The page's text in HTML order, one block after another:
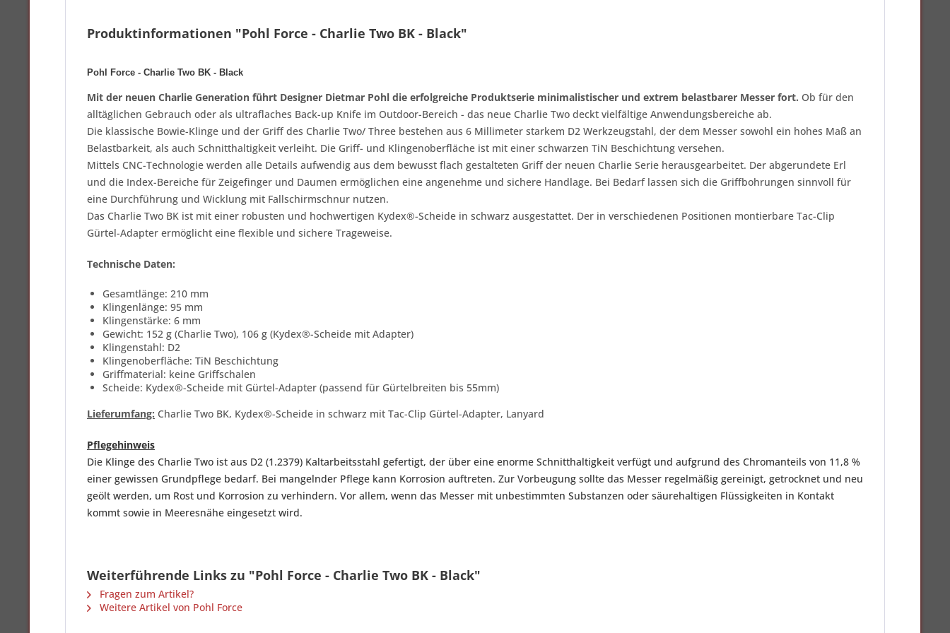
Produktinformationen "Pohl Force - Charlie Two BK - Black"
Pohl Force - Charlie Two BK - Black
Mit der neuen Charlie Generation führt Designer Dietmar Pohl die erfolgreiche Produktserie minimalistischer und extrem belastbarer Messer fort. Ob für den
alltäglichen Gebrauch oder als ultraflaches Back-up Knife im Outdoor-Bereich - das neue Charlie Two deckt vielfältige Anwendungsbereiche ab.
Die klassische Bowie-Klinge und der Griff des Charlie Two/ Three bestehen aus 6 Millimeter starkem D2 Werkzeugstahl, der dem Messer sowohl ein hohes Maß an
Belastbarkeit, als auch Schnitthaltigkeit verleiht. Die Griff- und Klingenoberfläche ist mit einer schwarzen TiN Beschichtung versehen.
Mittels CNC-Technologie werden alle Details aufwendig aus dem bewusst flach gestalteten Griff der neuen Charlie Serie herausgearbeitet. Der abgerundete Erl
und die Index-Bereiche für Zeigefinger und Daumen ermöglichen eine angenehme und sichere Handlage. Bei Bedarf lassen sich die Griffbohrungen sinnvoll für
eine Durchführung und Wicklung mit Fallschirmschnur nutzen.
Das Charlie Two BK ist mit einer robusten und hochwertigen Kydex®-Scheide in schwarz ausgestattet. Der in verschiedenen Positionen montierbare Tac-Clip
Gürtel-Adapter ermöglicht eine flexible und sichere Trageweise.
Technische Daten:
Gesamtlänge: 210 mm
Klingenlänge: 95 mm
Klingenstärke: 6 mm
Gewicht: 152 g (Charlie Two), 106 g (Kydex®-Scheide mit Adapter)
Klingenstahl: D2
Klingenoberfläche: TiN Beschichtung
Griffmaterial: keine Griffschalen
Scheide: Kydex®-Scheide mit Gürtel-Adapter (passend für Gürtelbreiten bis 55mm)
Lieferumfang: Charlie Two BK, Kydex®-Scheide in schwarz mit Tac-Clip Gürtel-Adapter, Lanyard
Pflegehinweis
Die Klinge des Charlie Two ist aus D2 (1.2379) Kaltarbeitsstahl gefertigt, der über eine enorme Schnitthaltigkeit verfügt und aufgrund des Chromanteils von 11,8 %
einer gewissen Grundpflege bedarf. Bei mangelnder Pflege kann Korrosion auftreten. Zur Vorbeugung sollte das Messer regelmäßig gereinigt, getrocknet und neu
geölt werden, um Rost und Korrosion zu verhindern. Vor allem, wenn das Messer mit unbestimmten Substanzen oder säurehaltigen Flüssigkeiten in Kontakt
kommt sowie in Meeresnähe eingesetzt wird.
Weiterführende Links zu "Pohl Force - Charlie Two BK - Black"
Fragen zum Artikel?
Weitere Artikel von Pohl Force